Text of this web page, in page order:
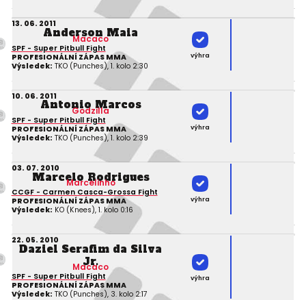
13. 06. 2011
Anderson Maia
Macaco
SPF - Super Pitbull Fight
PROFESIONÁLNÍ ZÁPAS MMA
Výsledek: TKO (Punches), 1. kolo 2:30
výhra
10. 06. 2011
Antonio Marcos
Godzilla
SPF - Super Pitbull Fight
PROFESIONÁLNÍ ZÁPAS MMA
Výsledek: TKO (Punches), 1. kolo 2:39
výhra
03. 07. 2010
Marcelo Rodrigues
Marcelinho
CCGF - Carmen Casca-Grossa Fight
PROFESIONÁLNÍ ZÁPAS MMA
Výsledek: KO (Knees), 1. kolo 0:16
výhra
22. 05. 2010
Daziel Serafim da Silva
Jr.
Macaco
SPF - Super Pitbull Fight
PROFESIONÁLNÍ ZÁPAS MMA
Výsledek: TKO (Punches), 3. kolo 2:17
výhra